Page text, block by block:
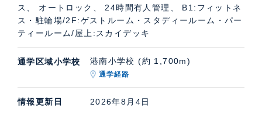
ス、 オートロック、 24時間有人管理、 B1:フィットネ
ス・駐輪場/2F:ゲストルーム・スタディールーム・パー
ティールーム/屋上:スカイデッキ
通学区域小学校 港南小学校 (約 1,700m)
通学経路
情報更新日 2026年8月4日